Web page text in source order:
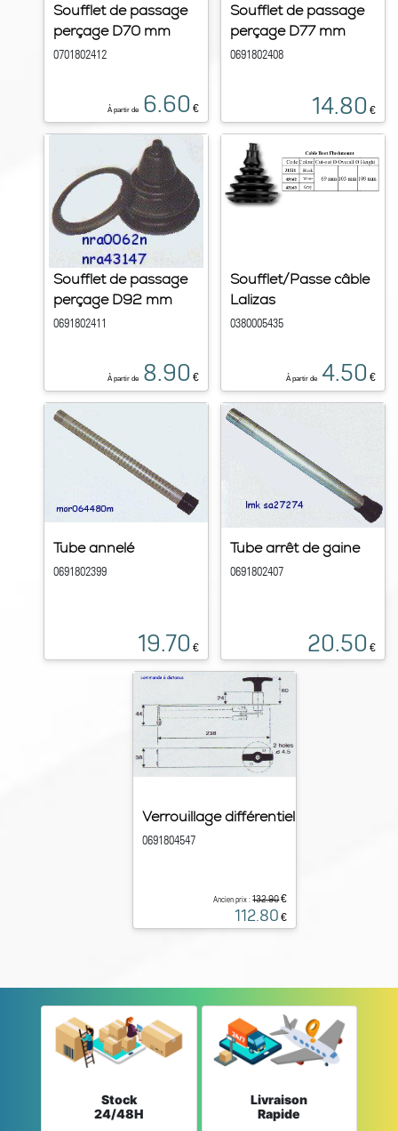
Soufflet de passage
perçage D70 mm
0701802412
À partir de 6.60 €
Soufflet de passage
perçage D77 mm
0691802408
14.80 €
Soufflet de passage
perçage D92 mm
0691802411
À partir de 8.90 €
Soufflet/Passe câble
Lalizas
0380005435
À partir de 4.50 €
Tube annelé
0691802399
19.70 €
Tube arrêt de gaine
0691802407
20.50 €
Verrouillage différentiel
0691804547
Ancien prix :132.90€
112.80 €
Stock
24/48H
Livraison
Rapide